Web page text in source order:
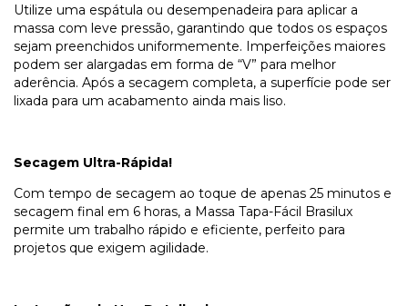
Utilize uma espátula ou desempenadeira para aplicar a
massa com leve pressão, garantindo que todos os espaços
sejam preenchidos uniformemente. Imperfeições maiores
podem ser alargadas em forma de “V” para melhor
aderência. Após a secagem completa, a superfície pode ser
lixada para um acabamento ainda mais liso.
Secagem Ultra-Rápida!
Com tempo de secagem ao toque de apenas 25 minutos e
secagem final em 6 horas, a Massa Tapa-Fácil Brasilux
permite um trabalho rápido e eficiente, perfeito para
projetos que exigem agilidade.